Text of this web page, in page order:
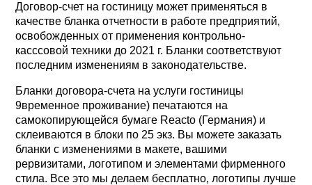
Договор-счет на гостиницу может применяться в
качестве бланка отчетности в работе предприятий,
освобожденных от применения контрольно-
касссовой техники до 2021 г. Бланки соответствуют
последним изменениям в законодательстве.
Бланки договора-счета на услуги гостиницы
9временное проживание) печатаются на
самокопирующейся бумаге Reacto (Германия) и
склеиваются в блоки по 25 экз. Вы можете заказать
бланки с изменениями в макете, вашими
рервизитами, логотипом и элементами фирменного
стила. Все это мы делаем бесплатно, логотипы лучше